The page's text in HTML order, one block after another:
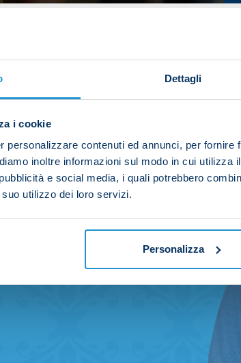
Dettagli
i cookie
personalizzare contenuti ed annunci, per
inoltre informazioni sul modo in cui
e social media, i quali potrebbero
utilizzo dei loro servizi.
Personalizza